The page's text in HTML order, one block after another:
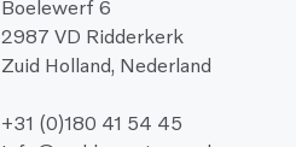
Boelewerf 6
2987 VD Ridderkerk
Zuid Holland, Nederland
+31 (0)180 41 54 45